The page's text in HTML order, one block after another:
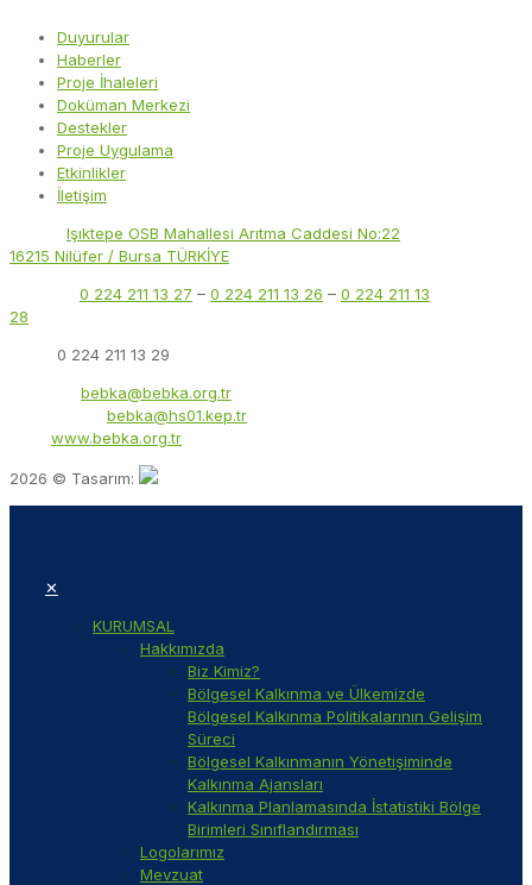
Duyurular
Haberler
Proje İhaleleri
Doküman Merkezi
Destekler
Proje Uygulama
Etkinlikler
İletişim
Işıktepe OSB Mahallesi Arıtma Caddesi No:22
16215 Nilüfer / Bursa TÜRKİYE
0 224 211 13 27 – 0 224 211 13 26 – 0 224 211 13
28
0 224 211 13 29
bebka@bebka.org.tr
bebka@hs01.kep.tr
www.bebka.org.tr
2026 © Tasarım:
✕
KURUMSAL
Hakkımızda
Biz Kimiz?
Bölgesel Kalkınma ve Ülkemizde
Bölgesel Kalkınma Politikalarının Gelişim
Süreci
Bölgesel Kalkınmanın Yönetişiminde
Kalkınma Ajansları
Kalkınma Planlamasında İstatistiki Bölge
Birimleri Sınıflandırması
Logolarımız
Mevzuat